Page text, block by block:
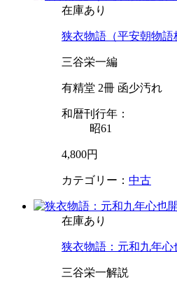
在庫あり
狭衣物語（平安朝物語
三谷栄一編
有精堂 2冊 函少汚れ
和暦刊行年：
昭61
4,800円
カテゴリー： 中古
在庫あり
狭衣物語：元和九年
三谷栄一解説